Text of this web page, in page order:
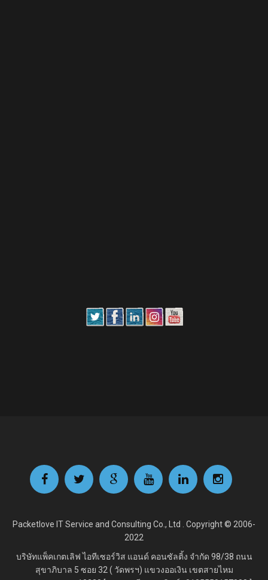
Packetlove IT Service and Consulting Co., Ltd . Copyright © 2006-
2022
บริษัทแพ็คเกตเลิฟ ไอทีเซอร์วิส แอนด์ คอนซัลติ้ง จำกัด 98/38 ถนน
สุขาภิบาล 5 ซอย 32 ( วัดพรฯ) แขวงออเงิน เขตสายไหม